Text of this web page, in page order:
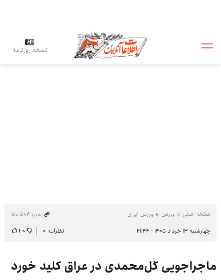
نسخه روزنامه
صفحه اصلی ورزش ورزش ایران
خبر: ۱۵۰٬۵۸۴
چهارشنبه ۱۳ خرداد ۱۴۰۵ - ۲۱:۴۴
نظرات: ۰ ۰-۱
ماجراجویی گل‌محمدی در عراق کلید خورد